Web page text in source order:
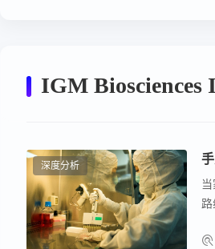
IGM Biosciences
深度分析